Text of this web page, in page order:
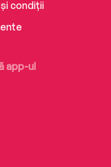
app-ul
condiții